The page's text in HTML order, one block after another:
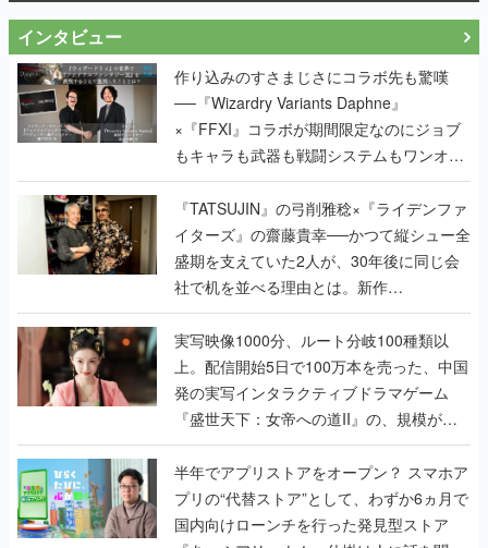
インタビュー
作り込みのすさまじさにコラボ先も驚嘆
──『Wizardry Variants Daphne』
×『FFXI』コラボが期間限定なのにジョブ
もキャラも武器も戦闘システムもワンオフ
で作り込まれた理由を両ディレクターに聞
く
『TATSUJIN』の弓削雅稔×『ライデンファ
イターズ』の齋藤貴幸──かつて縦シュー全
盛期を支えていた2人が、30年後に同じ会
社で机を並べる理由とは。新作
『TATSUJIN EXTREME』で初タッグを組
んだレジェンド2人に訊く開発秘話
実写映像1000分、ルート分岐100種類以
上。配信開始5日で100万本を売った、中国
発の実写インタラクティブドラマゲーム
『盛世天下：女帝への道II』の、規模が違
うこだわりをプロデューサーに聞いた
半年でアプリストアをオープン？ スマホア
プリの“代替ストア”として、わずか6ヵ月で
国内向けローンチを行った発見型ストア